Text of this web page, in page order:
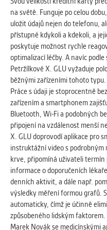
ANALYTICKÉ
Slouží pro získávání
statistických údajů,
vylepšovat naše
cookies systémů třetích
těmto účelům
MARKETINGOVÉ
Využívané za účelem
správných nabídek a
Vašich preferencí.
cookies systémů
s analýzou
pomáhají.
OSTATNÍ
na světě. Funguje po celou
uložit údajů nejen do telefonu,
přístupné kdykoli a kdekoli, a
poskytuje možnost rychle
optimalizací léčby. A navíc podle
Petržílkové X. GLU vyžaduje
běžnými zařízeními tohoto typu.
Práce s údaji je stoprocentně
zařízením a smartphonem
Bluetooth, Wi-Fi a podobných
připojení na vzdálenost menší
X. GLU doprovodí aplikace pro
instruktážní video s
krve, připomíná uživateli
informace o doporučeních
denních aktivit, a dále např.
výsledky měření formou grafů.
automaticky, čímž je účinně
způsobeného lidským faktorem.
Marek Novák se medicínskými